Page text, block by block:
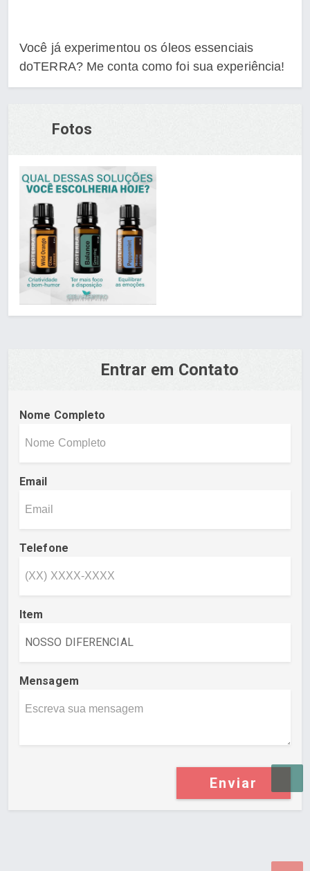
Você já experimentou os óleos essenciais
doTERRA? Me conta como foi sua experiência!
Fotos
Entrar em Contato
Nome Completo
Email
Telefone
Item
Mensagem
Enviar